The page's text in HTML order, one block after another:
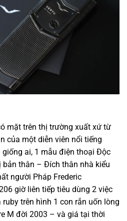
mặt trên thị trường xuất xứ từ
của một diễn viên nổi tiếng
ai, 1 mẫu điện thoại Độc
bản thân – Đích thân nhà kiểu
người Pháp Frederic
giờ liên tiếp tiêu dùng 2 việc
trên hình 1 con rắn uốn lòng
M đời 2003 – và giá tại thời